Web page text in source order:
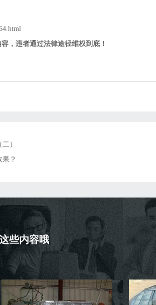
，违者通过法律途径维权到底！
）
？
些内容哦